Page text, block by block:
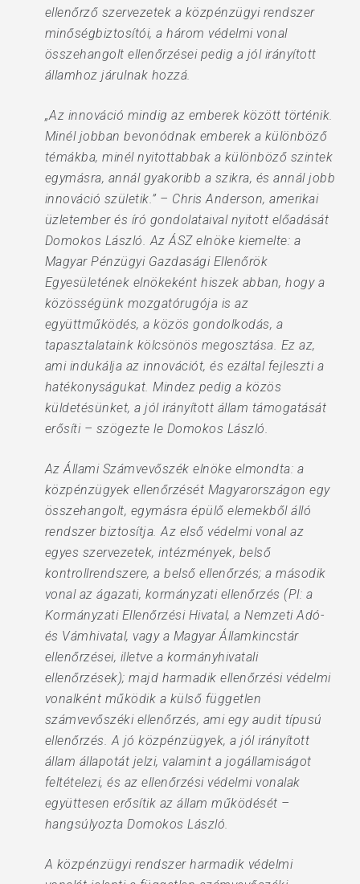
ellenőrző szervezetek a közpénzügyi rendszer
minőségbiztosítói, a három védelmi vonal
összehangolt ellenőrzései pedig a jól irányított
államhoz járulnak hozzá.
„Az innováció mindig az emberek között történik.
Minél jobban bevonódnak emberek a különböző
témákba, minél nyitottabbak a különböző szintek
egymásra, annál gyakoribb a szikra, és annál jobb
innováció születik.” – Chris Anderson, amerikai
üzletember és író gondolataival nyitott előadását
Domokos László. Az ÁSZ elnöke kiemelte: a
Magyar Pénzügyi Gazdasági Ellenőrök
Egyesületének elnökeként hiszek abban, hogy a
közösségünk mozgatórugója is az
együttműködés, a közös gondolkodás, a
tapasztalataink kölcsönös megosztása. Ez az,
ami indukálja az innovációt, és ezáltal fejleszti a
hatékonyságukat. Mindez pedig a közös
küldetésünket, a jól irányított állam támogatását
erősíti – szögezte le Domokos László.
Az Állami Számvevőszék elnöke elmondta: a
közpénzügyek ellenőrzését Magyarországon egy
összehangolt, egymásra épülő elemekből álló
rendszer biztosítja. Az első védelmi vonal az
egyes szervezetek, intézmények, belső
kontrollrendszere, a belső ellenőrzés; a második
vonal az ágazati, kormányzati ellenőrzés (Pl: a
Kormányzati Ellenőrzési Hivatal, a Nemzeti Adó-
és Vámhivatal, vagy a Magyar Államkincstár
ellenőrzései, illetve a kormányhivatali
ellenőrzések); majd harmadik ellenőrzési védelmi
vonalként működik a külső független
számvevőszéki ellenőrzés, ami egy audit típusú
ellenőrzés. A jó közpénzügyek, a jól irányított
állam állapotát jelzi, valamint a jogállamiságot
feltételezi, és az ellenőrzési védelmi vonalak
együttesen erősítik az állam működését –
hangsúlyozta Domokos László.
A közpénzügyi rendszer harmadik védelmi